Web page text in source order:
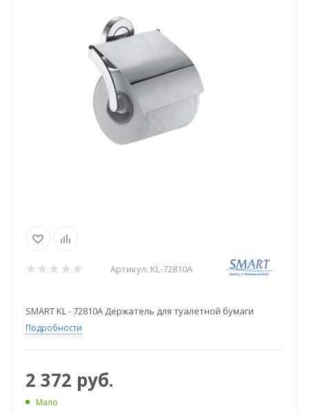
Артикул: KL-72810A
SMART KL - 72810A Держатель для туалетной бумаги
Подробности
2 372 руб.
Мало